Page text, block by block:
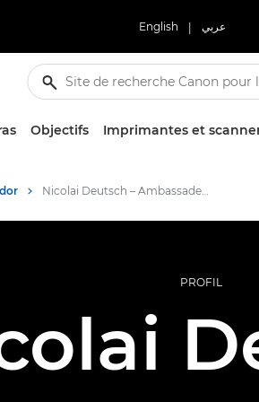
English | عربي
Objectifs Imprimantes et
Nicolai Deutsch – Ambassadeur Canon
PROFIL